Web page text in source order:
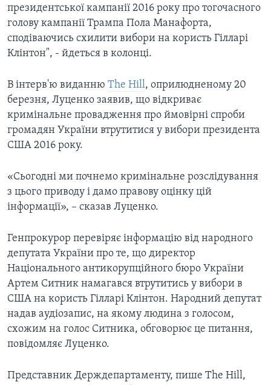
президентської кампанії 2016 року про тогочасного
голову кампанії Трампа Пола Манафорта,
сподіваючись схилити вибори на користь Гілларі
Клінтон", - йдеться в колонці.
В інтерв'ю виданню The Hill, оприлюдненому 20
березня, Луценко заявив, що відкриває
кримінальне провадження про ймовірні спроби
громадян України втрутитися у вибори президента
США 2016 року.
«Сьогодні ми почнемо кримінальне розслідування
з цього приводу і дамо правову оцінку цій
інформації», – сказав Луценко.
Генпрокурор перевіряє інформацію від народного
депутата України про те, що директор
Національного антикорупційного бюро України
Артем Ситник намагався втрутитись у вибори в
США на користь Гілларі Клінтон. Народний депутат
надав аудіозапис, на якому людина з голосом,
схожим на голос Ситника, обговорює це питання,
повідомляє Луценко.
Представник Держдепартаменту, пише The Hill,